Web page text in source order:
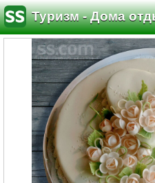
Туризм - Дома